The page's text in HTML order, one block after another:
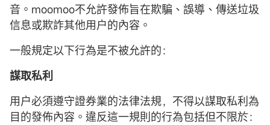
音。moomoo不允許發佈旨在欺騙、誤導、傳送垃圾
信息或欺詐其他用户的內容。
一般規定以下行為是不被允許的：
謀取私利
用户必須遵守證券業的法律法規，不得以謀取私利為
目的發佈內容。違反這一規則的行為包括但不限於：